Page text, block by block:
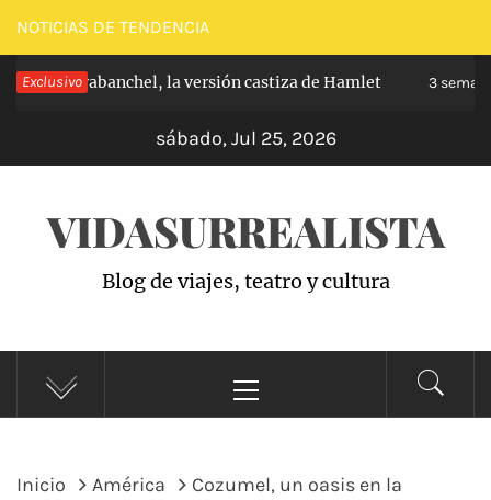
Saltar
al
contenido
NOTICIAS DE TENDENCIA
Exclusivo
de Carabanchel, la versión castiza de Hamlet 3
sábado, Jul 25, 2026
VIDASURREALISTA
Blog de viajes, teatro y cultura
principal
Inicio América
Cozumel, un oasis en la